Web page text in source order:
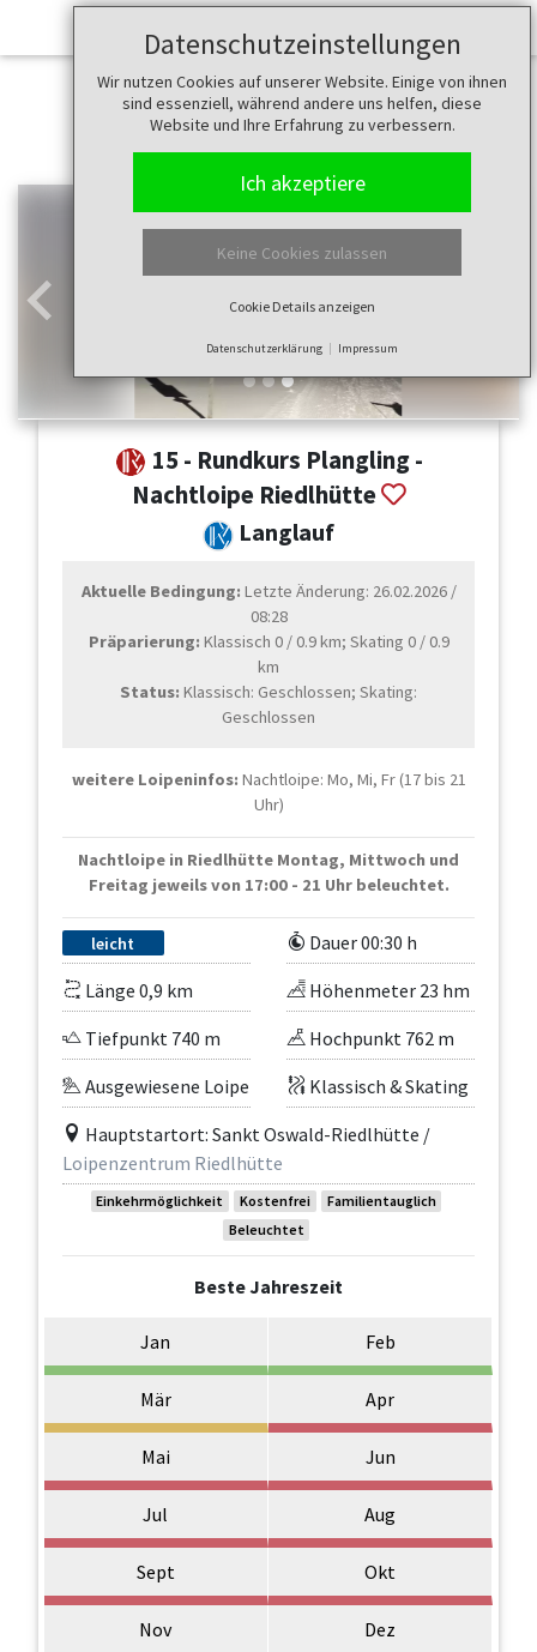
Datenschutzeinstellungen
Wir nutzen Cookies auf unserer Website. Einige von ihnen
sind essenziell, während andere uns helfen, diese
Website und Ihre Erfahrung zu verbessern.
Ich akzeptiere
Keine Cookies zulassen
Cookie Details anzeigen
Datenschutzerklärung Impressum
Zurück
15 - Rundkurs Plangling -
Nachtloipe Riedlhütte
Langlauf
Aktuelle Bedingung: Letzte Änderung: 26.02.2026 /
08:28
Präparierung: Klassisch 0 / 0.9 km; Skating 0 / 0.9
km
Status: Klassisch: Geschlossen; Skating:
Geschlossen
weitere Loipeninfos: Nachtloipe: Mo, Mi, Fr (17 bis 21
Uhr)
Nachtloipe in Riedlhütte Montag, Mittwoch und
Freitag jeweils von 17:00 - 21 Uhr beleuchtet.
leicht
Dauer 00:30 h
Länge 0,9 km
Höhenmeter 23 hm
Tiefpunkt 740 m
Hochpunkt 762 m
Ausgewiesene Loipe
Klassisch & Skating
Hauptstartort: Sankt Oswald-Riedlhütte /
Loipenzentrum Riedlhütte
Einkehrmöglichkeit Kostenfrei
Familientauglich
Beleuchtet
Beste Jahreszeit
Jan Feb
Mär Apr
Mai Jun
Jul Aug
Sept Okt
Nov Dez